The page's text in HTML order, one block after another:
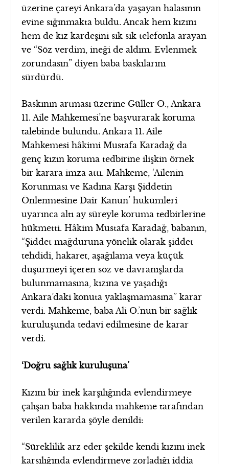
üzerine çareyi Ankara’da yaşayan halasının
evine sığınmakta buldu. Ancak hem kızını
hem de kız kardeşini sık sık telefonla arayan
ve “Söz verdim, ineği de aldım. Evlenmek
zorundasın” diyen baba baskılarını
sürdürdü.
Baskının artması üzerine Güller O., Ankara
11. Aile Mahkemesi’ne başvurarak koruma
talebinde bulundu. Ankara 11. Aile
Mahkemesi hâkimi Mustafa Karadağ da
genç kızın koruma tedbirine ilişkin örnek
bir karara imza attı. Mahkeme, ‘Ailenin
Korunması ve Kadına Karşı Şiddetin
Önlenmesine Dair Kanun’ hükümleri
uyarınca altı ay süreyle koruma tedbirlerine
hükmetti. Hâkim Mustafa Karadağ, babanın,
“Şiddet mağduruna yönelik olarak şiddet
tehdidi, hakaret, aşağılama veya küçük
düşürmeyi içeren söz ve davranışlarda
bulunmamasına, kızına ve yaşadığı
Ankara’daki konuta yaklaşmamasına” karar
verdi. Mahkeme, baba Ali O.’nun bir sağlık
kuruluşunda tedavi edilmesine de karar
verdi.
‘Doğru sağlık kuruluşuna’
Kızını bir inek karşılığında evlendirmeye
çalışan baba hakkında mahkeme tarafından
verilen kararda şöyle denildi:
“Süreklilik arz eder şekilde kendi kızını inek
karşılığında evlendirmeye zorladığı iddia